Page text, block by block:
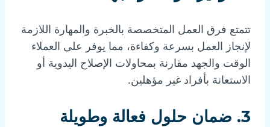
تتمتع فرق العمل المتخصصة بالخبرة والمهارة اللازمة
لإنجاز العمل بسرعة وكفاءة، مما يوفر على العملاء
الوقت والجهد مقارنة بمحاولات الإصلاح اليدوية أو
الاستعانة بأفراد غير مؤهلين.
3. ضمان حلول فعالة وطويلة